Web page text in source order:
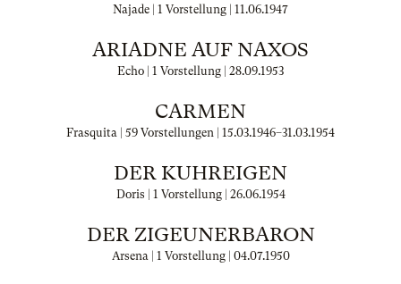
Najade | 1 Vorstellung | 11.06.1947
ARIADNE AUF NAXOS
Echo | 1 Vorstellung | 28.09.1953
CARMEN
Frasquita | 59 Vorstellungen | 15.03.1946–31.03.1954
DER KUHREIGEN
Doris | 1 Vorstellung | 26.06.1954
DER ZIGEUNERBARON
Arsena | 1 Vorstellung | 04.07.1950